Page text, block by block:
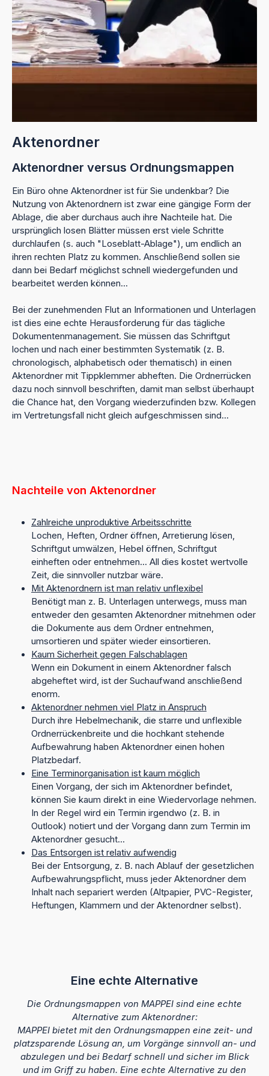
Aktenordner
Aktenordner versus Ordnungsmappen
Ein Büro ohne Aktenordner ist für Sie undenkbar? Die
Nutzung von Aktenordnern ist zwar eine gängige Form der
Ablage, die aber durchaus auch ihre Nachteile hat. Die
ursprünglich losen Blätter müssen erst viele Schritte
durchlaufen (s. auch "Loseblatt-Ablage"), um endlich an
ihren rechten Platz zu kommen. Anschließend sollen sie
dann bei Bedarf möglichst schnell wiedergefunden und
bearbeitet werden können...
Bei der zunehmenden Flut an Informationen und Unterlagen
ist dies eine echte Herausforderung für das tägliche
Dokumentenmanagement. Sie müssen das Schriftgut
lochen und nach einer bestimmten Systematik (z. B.
chronologisch, alphabetisch oder thematisch) in einen
Aktenordner mit Tippklemmer abheften. Die Ordnerrücken
dazu noch sinnvoll beschriften, damit man selbst überhaupt
die Chance hat, den Vorgang wiederzufinden bzw. Kollegen
im Vertretungsfall nicht gleich aufgeschmissen sind...
Nachteile von Aktenordner
Zahlreiche unproduktive Arbeitsschritte
Lochen, Heften, Ordner öffnen, Arretierung lösen,
Schriftgut umwälzen, Hebel öffnen, Schriftgut
einheften oder entnehmen... All dies kostet wertvolle
Zeit, die sinnvoller nutzbar wäre.
Mit Aktenordnern ist man relativ unflexibel
Benötigt man z. B. Unterlagen unterwegs, muss man
entweder den gesamten Aktenordner mitnehmen oder
die Dokumente aus dem Ordner entnehmen,
umsortieren und später wieder einsortieren.
Kaum Sicherheit gegen Falschablagen
Wenn ein Dokument in einem Aktenordner falsch
abgeheftet wird, ist der Suchaufwand anschließend
enorm.
Aktenordner nehmen viel Platz in Anspruch
Durch ihre Hebelmechanik, die starre und unflexible
Ordnerrückenbreite und die hochkant stehende
Aufbewahrung haben Aktenordner einen hohen
Platzbedarf.
Eine Terminorganisation ist kaum möglich
Einen Vorgang, der sich im Aktenordner befindet,
können Sie kaum direkt in eine Wiedervorlage nehmen.
In der Regel wird ein Termin irgendwo (z. B. in
Outlook) notiert und der Vorgang dann zum Termin im
Aktenordner gesucht...
Das Entsorgen ist relativ aufwendig
Bei der Entsorgung, z. B. nach Ablauf der gesetzlichen
Aufbewahrungspflicht, muss jeder Aktenordner dem
Inhalt nach separiert werden (Altpapier, PVC-Register,
Heftungen, Klammern und der Aktenordner selbst).
Eine echte Alternative
Die Ordnungsmappen von MAPPEI sind eine echte
Alternative zum Aktenordner:
MAPPEI bietet mit den Ordnungsmappen eine zeit- und
platzsparende Lösung an, um Vorgänge sinnvoll an- und
abzulegen und bei Bedarf schnell und sicher im Blick
und im Griff zu haben. Eine echte Alternative zu den